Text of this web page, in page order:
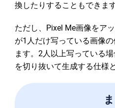
換したりすることもできます
ただし、Pixel Me画像をア
が1人だけ写っている画像
ます。2人以上写っている
を切り抜いて生成する仕様